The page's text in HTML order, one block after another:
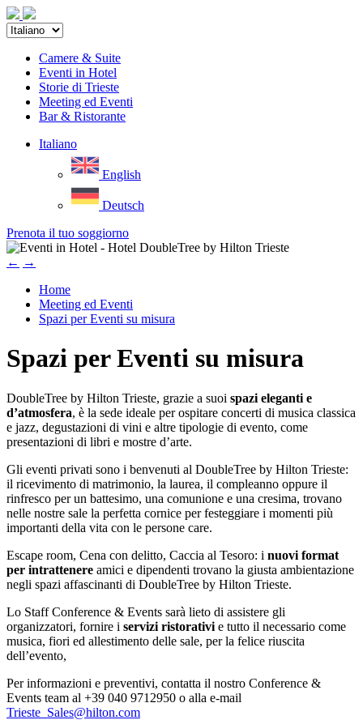
Camere & Suite
Eventi in Hotel
Storie di Trieste
Meeting ed Eventi
Bar & Ristorante
Italiano
English
Deutsch
Prenota il tuo soggiorno
← →
Home
Meeting ed Eventi
Spazi per Eventi su misura
Spazi per Eventi su misura
DoubleTree by Hilton Trieste, grazie a suoi spazi eleganti e
d’atmosfera, è la sede ideale per ospitare concerti di musica classica
e jazz, degustazioni di vini e altre tipologie di evento, come
presentazioni di libri e mostre d’arte.
Gli eventi privati sono i benvenuti al DoubleTree by Hilton Trieste:
il ricevimento di matrimonio, la laurea, il compleanno oppure il
rinfresco per un battesimo, una comunione e una cresima, trovano
nelle nostre sale la perfetta cornice per festeggiare i momenti più
importanti della vita con le persone care.
Escape room, Cena con delitto, Caccia al Tesoro: i nuovi format
per intrattenere amici e dipendenti trovano la giusta ambientazione
negli spazi affascinanti di DoubleTree by Hilton Trieste.
Lo Staff Conference & Events sarà lieto di assistere gli
organizzatori, fornire i servizi ristorativi e tutto il necessario come
musica, fiori ed allestimento delle sale, per la felice riuscita
dell’evento,
Per informazioni e preventivi, contatta il nostro Conference &
Events team al +39 040 9712950 o alla e-mail
Trieste_Sales@hilton.com